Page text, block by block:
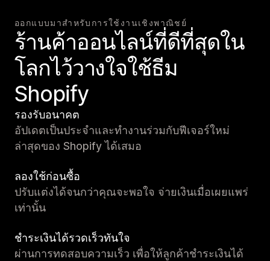
ออกแบบมาสำหรับการใช้งานเชิงพาณิชย์
ร้านค้าออนไลน์ที่ดีที่สุดใน
โลกไว้วางใจใช้ธีม
Shopify
รองรับอนาคต
อัปเดตเป็นประจำและทำงานร่วมกับฟีเจอร์ใหม่
ล่าสุดของ Shopify ได้เสมอ
ลองใช้ก่อนซื้อ
ปรับแต่งได้จนกว่าคุณจะพอใจ จ่ายเงินเมื่อเผยแพร่
เท่านั้น
ชำระเงินได้รวดเร็วทันใจ
ผ่านการทดสอบความเร็ว เพื่อให้ลูกค้าชำระเงินได้